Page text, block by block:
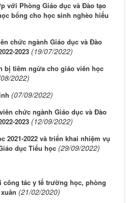
với Phòng Giáo dục và Đào tạo
bổng cho học sinh nghèo hiếu
chức ngành Giáo dục và Đào
2023 (19/07/2022)
bị tiêm ngừa cho giáo viên học
2022)
(07/09/2022)
chức ngành Giáo dục và Đào
2023 (12/09/2022)
2021-2022 và triển khai nhiệm vụ
dục Tiểu học (29/09/2022)
tác y tế trường học, phòng
(21/02/2020)